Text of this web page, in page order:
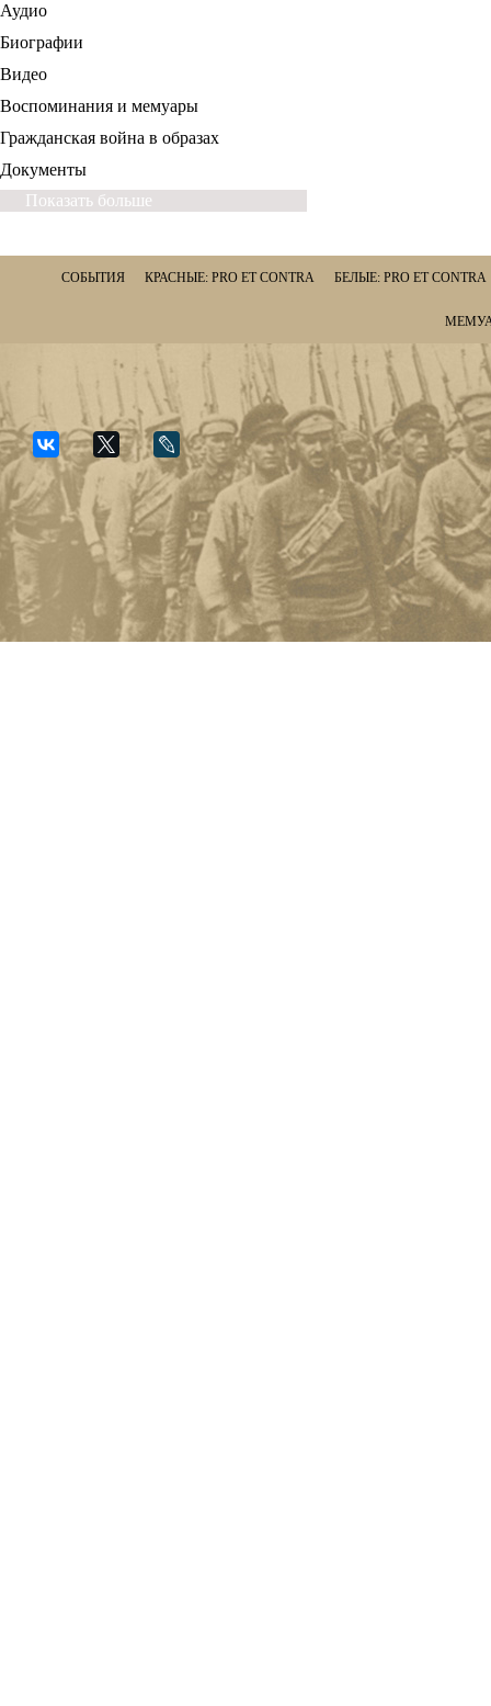
Аудио
Биографии
Видео
Воспоминания и мемуары
Гражданская война в образах
Документы
Показать больше
СОБЫТИЯ КРАСНЫЕ: PRO ET CONTRA БЕЛЫЕ: PRO ET CONTRA